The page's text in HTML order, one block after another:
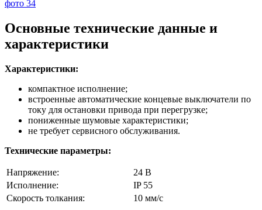
Основные технические данные и
характеристики
Характеристики:
компактное исполнение;
встроенные автоматические концевые выключатели по
току для остановки привода при перегрузке;
пониженные шумовые характеристики;
не требует сервисного обслуживания.
Технические параметры:
Напряжение:
24 В
Исполнение:
IP 55
Скорость толкания:
10 мм/с